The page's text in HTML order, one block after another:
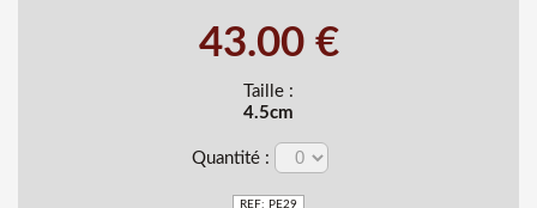
43.00 €
Taille :
4.5cm
Quantité :
REF: PE29